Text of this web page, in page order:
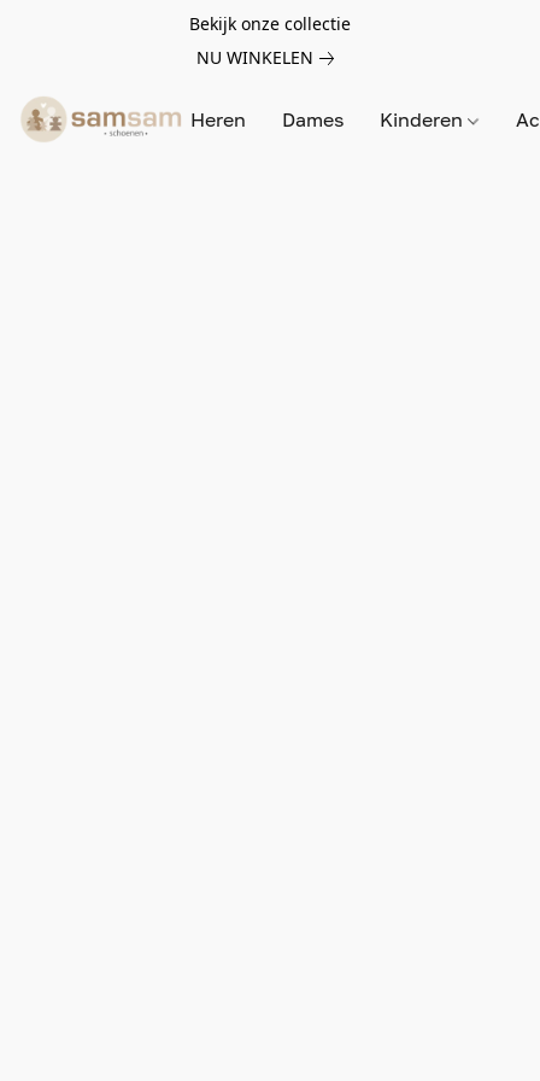
Bekijk onze collectie
NU WINKELEN
Heren Dames Kinderen